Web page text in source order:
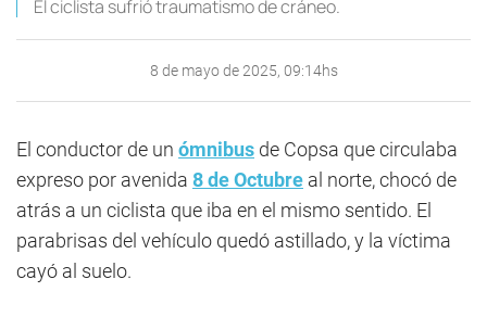
El ciclista sufrió traumatismo de cráneo.
8 de mayo de 2025, 09:14hs
El conductor de un ómnibus de Copsa que circulaba
expreso por avenida 8 de Octubre al norte, chocó de
atrás a un ciclista que iba en el mismo sentido. El
parabrisas del vehículo quedó astillado, y la víctima
cayó al suelo.